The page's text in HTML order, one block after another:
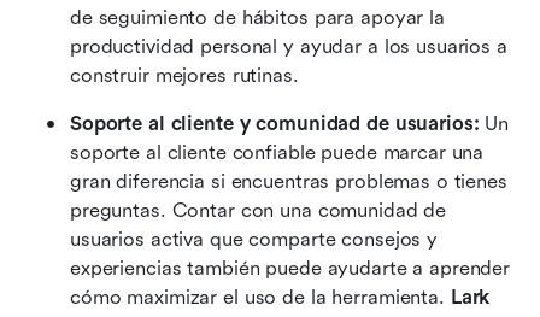
de seguimiento de hábitos para apoyar la
productividad personal y ayudar a los usuarios a
construir mejores rutinas.
Soporte al cliente y comunidad de usuarios: Un
soporte al cliente confiable puede marcar una
gran diferencia si encuentras problemas o tienes
preguntas. Contar con una comunidad de
usuarios activa que comparte consejos y
experiencias también puede ayudarte a aprender
cómo maximizar el uso de la herramienta. Lark